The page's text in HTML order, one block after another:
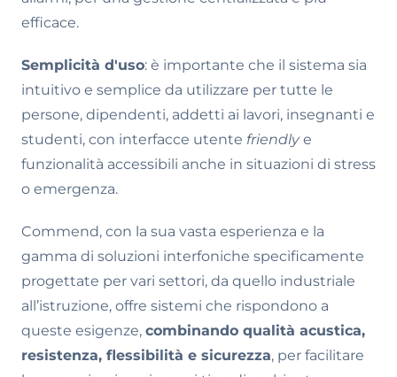
efficace.
Semplicità d'uso: è importante che il sistema sia
intuitivo e semplice da utilizzare per tutte le
persone, dipendenti, addetti ai lavori, insegnanti e
studenti, con interfacce utente friendlye
funzionalità accessibili anche in situazioni di stress
o emergenza.
Commend, con la sua vasta esperienza e la
gamma di soluzioni interfoniche specificamente
progettate per vari settori, da quello industriale
all’istruzione, offre sistemi che rispondono a
queste esigenze, combinando qualità acustica,
resistenza, flessibilità e sicurezza, per facilitare